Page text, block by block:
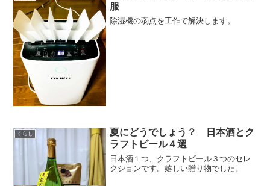
服
除湿機の弱点を工作で解決します。
くらし
夏にどうでしょう？ 日本酒とク
ラフトビール４選
日本酒１つ、クラフトビール３つのセレ
クションです。嬉しい贈り物でした。